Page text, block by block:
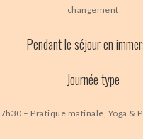
changement
Pendant le séjour en
Journée type
7h30 – Pratique matinale, Yoga &